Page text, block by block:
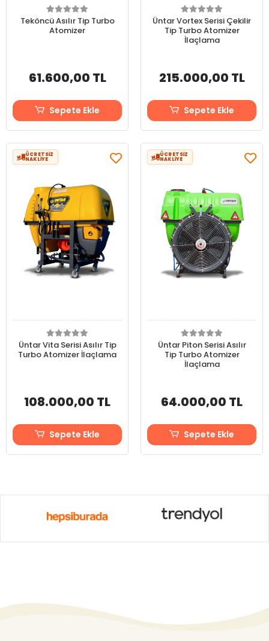
Teköncü Asılır Tip Turbo
Atomizer
61.600,00 TL
Sepete Ekle
Üntar Vortex Serisi Çekilir
Tip Turbo Atomizer
İlaçlama
215.000,00 TL
Sepete Ekle
ÜCRETSİZ
NAKLİYE
Üntar Vita Serisi Asılır Tip
Turbo Atomizer İlaçlama
108.000,00 TL
Sepete Ekle
ÜCRETSİZ
NAKLİYE
Üntar Piton Serisi Asılır
Tip Turbo Atomizer
İlaçlama
64.000,00 TL
Sepete Ekle